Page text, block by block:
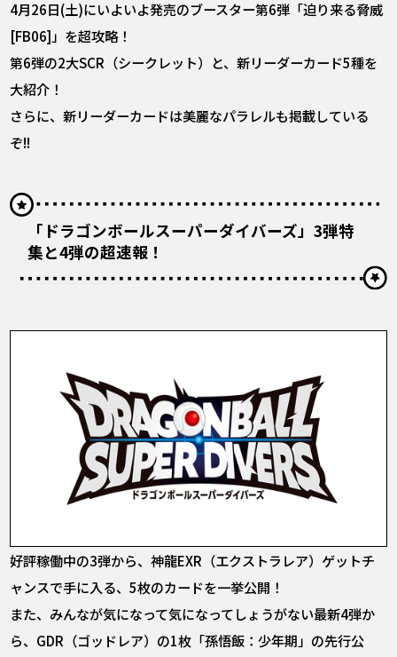
4月26日(土)にいよいよ発売のブースター第6弾「迫り来る脅威
[FB06]」を超攻略！
第6弾の2大SCR（シークレット）と、新リーダーカード5種を
大紹介！
さらに、新リーダーカードは美麗なパラレルも掲載している
ぞ!!
「ドラゴンボールスーパーダイバーズ」3弾特
集と4弾の超速報！
好評稼働中の3弾から、神龍EXR（エクストラレア）ゲットチ
ャンスで手に入る、5枚のカードを一挙公開！
また、みんなが気になって気になってしょうがない最新4弾か
ら、GDR（ゴッドレア）の1枚「孫悟飯：少年期」の先行公